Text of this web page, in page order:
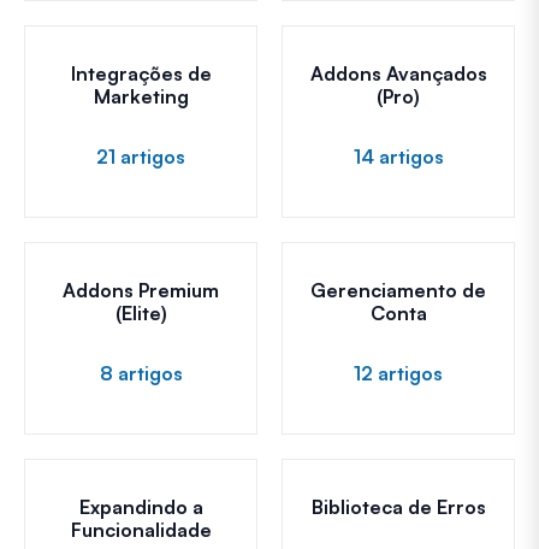
Integrações de
Marketing
21 artigos
Addons Avançados
(Pro)
14 artigos
Addons Premium
(Elite)
8 artigos
Gerenciamento de
Conta
12 artigos
Expandindo a
Funcionalidade
Biblioteca de Erros